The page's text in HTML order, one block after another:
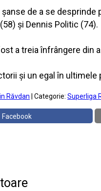
de a se
şi Dennis Politic (74).
a treia înfrângere din
şi un egal în
Răvdan | Categorie: Superliga
Facebook